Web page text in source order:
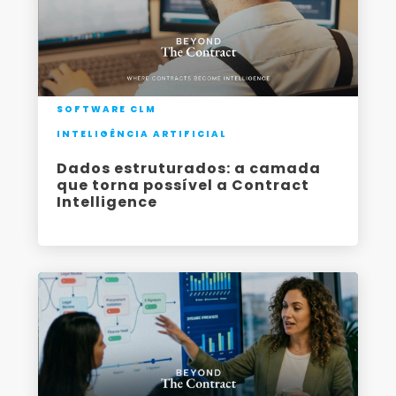
SOFTWARE CLM
INTELIGÊNCIA ARTIFICIAL
Dados estruturados: a camada
que torna possível a Contract
Intelligence